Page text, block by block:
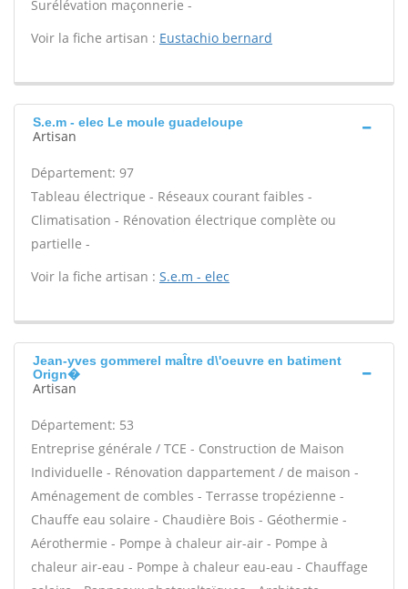
Surélévation maçonnerie -
Voir la fiche artisan : Eustachio bernard
S.e.m - elec Le moule guadeloupe
Artisan
Département: 97
Tableau électrique - Réseaux courant faibles -
Climatisation - Rénovation électrique complète ou
partielle -
Voir la fiche artisan : S.e.m - elec
Jean-yves gommerel maÎtre d\'oeuvre en batiment
Orign�
Artisan
Département: 53
Entreprise générale / TCE - Construction de Maison
Individuelle - Rénovation dappartement / de maison -
Aménagement de combles - Terrasse tropézienne -
Chauffe eau solaire - Chaudière Bois - Géothermie -
Aérothermie - Pompe à chaleur air-air - Pompe à
chaleur air-eau - Pompe à chaleur eau-eau - Chauffage